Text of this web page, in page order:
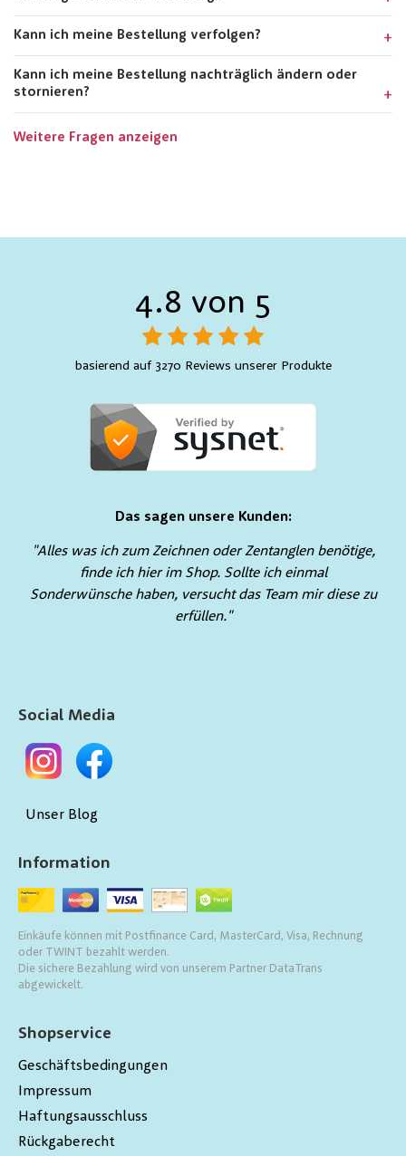
Kann ich meine Bestellung verfolgen?
Kann ich meine Bestellung nachträglich ändern oder
stornieren?
Weitere Fragen anzeigen
4.8 von 5
basierend auf 3270 Reviews unserer Produkte
Das sagen unsere Kunden:
"Alles was ich zum Zeichnen oder Zentanglen benötige,
finde ich hier im Shop. Sollte ich einmal
Sonderwünsche haben, versucht das Team mir diese zu
erfüllen."
Shopservice
Geschäftsbedingungen
Impressum
Haftungsausschluss
Rückgaberecht
Information
Einkäufe können mit Postfinance Card, MasterCard, Visa, Rechnung
oder TWINT bezahlt werden.
Die sichere Bezahlung wird von unserem Partner DataTrans
abgewickelt.
Social Media
Unser Blog